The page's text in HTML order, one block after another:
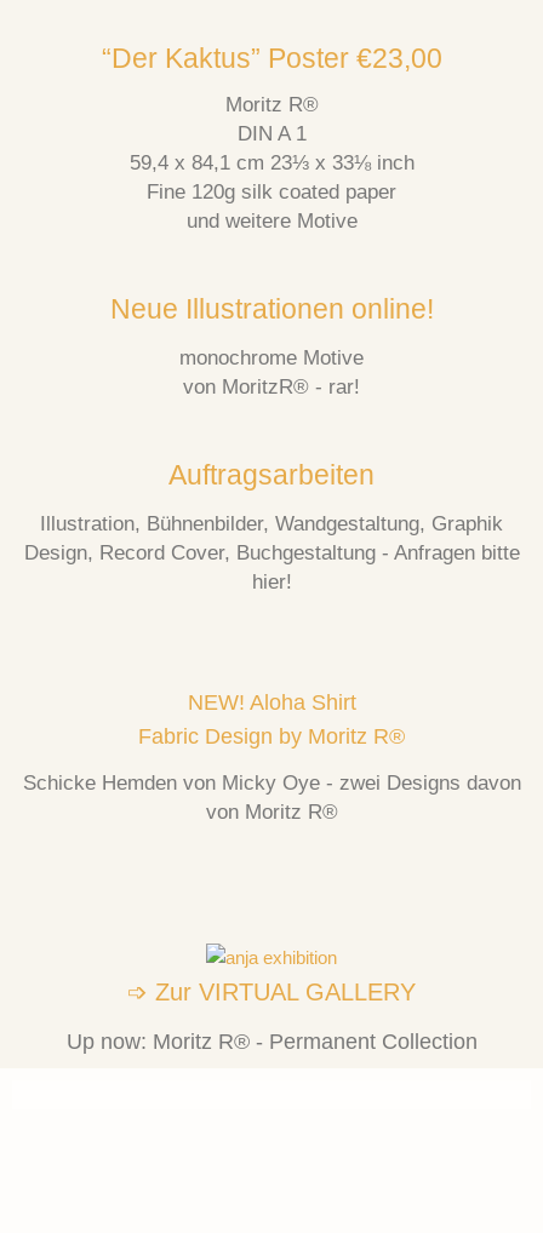
“Der Kaktus” Poster €23,00
Moritz R®
DIN A 1
59,4 x 84,1 cm 23⅓ x 33⅛ inch
Fine 120g silk coated paper​
und weitere Motive
Neue Illustrationen online!
monochrome Motive
von MoritzR® - rar!
Auftragsarbeiten
Illustration, Bühnenbilder, Wandgestaltung, Graphik
Design, Record Cover, Buchgestaltung - Anfragen bitte
hier!
NEW! Aloha Shirt
Fabric Design by Moritz R®
Schicke Hemden von Micky Oye - zwei Designs davon
von Moritz R®
➩ Zur VIRTUAL GALLERY
Up now: Moritz R® - Permanent Collection